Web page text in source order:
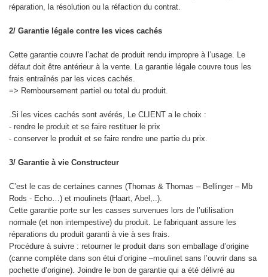
réparation, la résolution ou la réfaction du contrat.
2/ Garantie légale contre les vices cachés
Cette garantie couvre l’achat de produit rendu impropre à l’usage. Le
défaut doit être antérieur à la vente. La garantie légale couvre tous les
frais entraînés par les vices cachés.
=> Remboursement partiel ou total du produit.
.Si les vices cachés sont avérés, Le CLIENT a le choix :
- rendre le produit et se faire restituer le prix
- conserver le produit et se faire rendre une partie du prix.
3/ Garantie à vie Constructeur
C’est le cas de certaines cannes (Thomas & Thomas – Bellinger – Mb
Rods - Echo…) et moulinets (Haart, Abel,..).
Cette garantie porte sur les casses survenues lors de l’utilisation
normale (et non intempestive) du produit. Le fabriquant assure les
réparations du produit garanti à vie à ses frais.
Procédure à suivre : retourner le produit dans son emballage d’origine
(canne complète dans son étui d’origine –moulinet sans l’ouvrir dans sa
pochette d’origine). Joindre le bon de garantie qui a été délivré au